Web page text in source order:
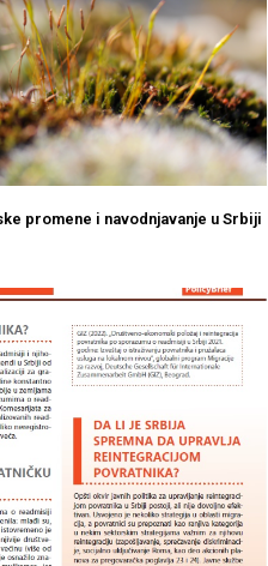
promene i navodnjavanje u Srbiji